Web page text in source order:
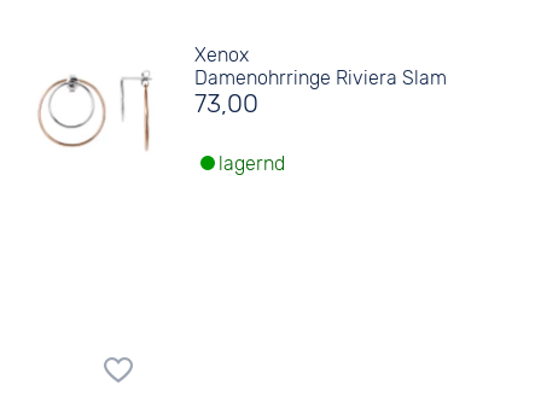
Xenox
Damenohrringe Riviera Slam
73,00
lagernd